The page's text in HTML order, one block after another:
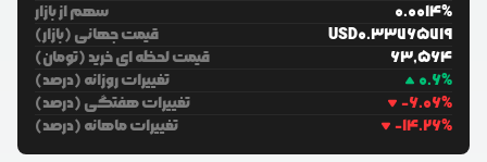
سهم از بازار
0.0014%
قیمت جهانی (بازار)
USD0.33765719
قیمت لحظه ای خرید (تومان)
63,564
تغییرات روزانه (درصد)
0.6%
تغییرات هفتگی (درصد)
-6.06%
تغییرات ماهانه (درصد)
-14.26%